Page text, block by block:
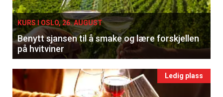
KURS I OSLO, 26. AUGUST
Benytt sjansen til å smake og lære forskjellen
på hvitviner
Ledig plass